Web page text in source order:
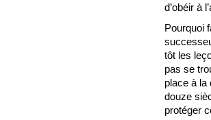
d’obéir à
Pourquoi
tôt les
pas se
place à la
douze
protéger